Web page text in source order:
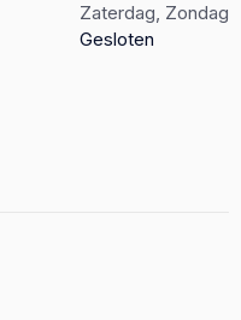
Zaterdag, Zondag
Gesloten